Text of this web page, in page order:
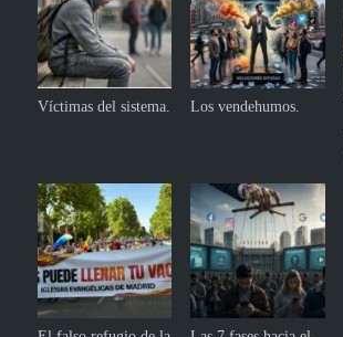
Víctimas del sistema. Los vendehumos.